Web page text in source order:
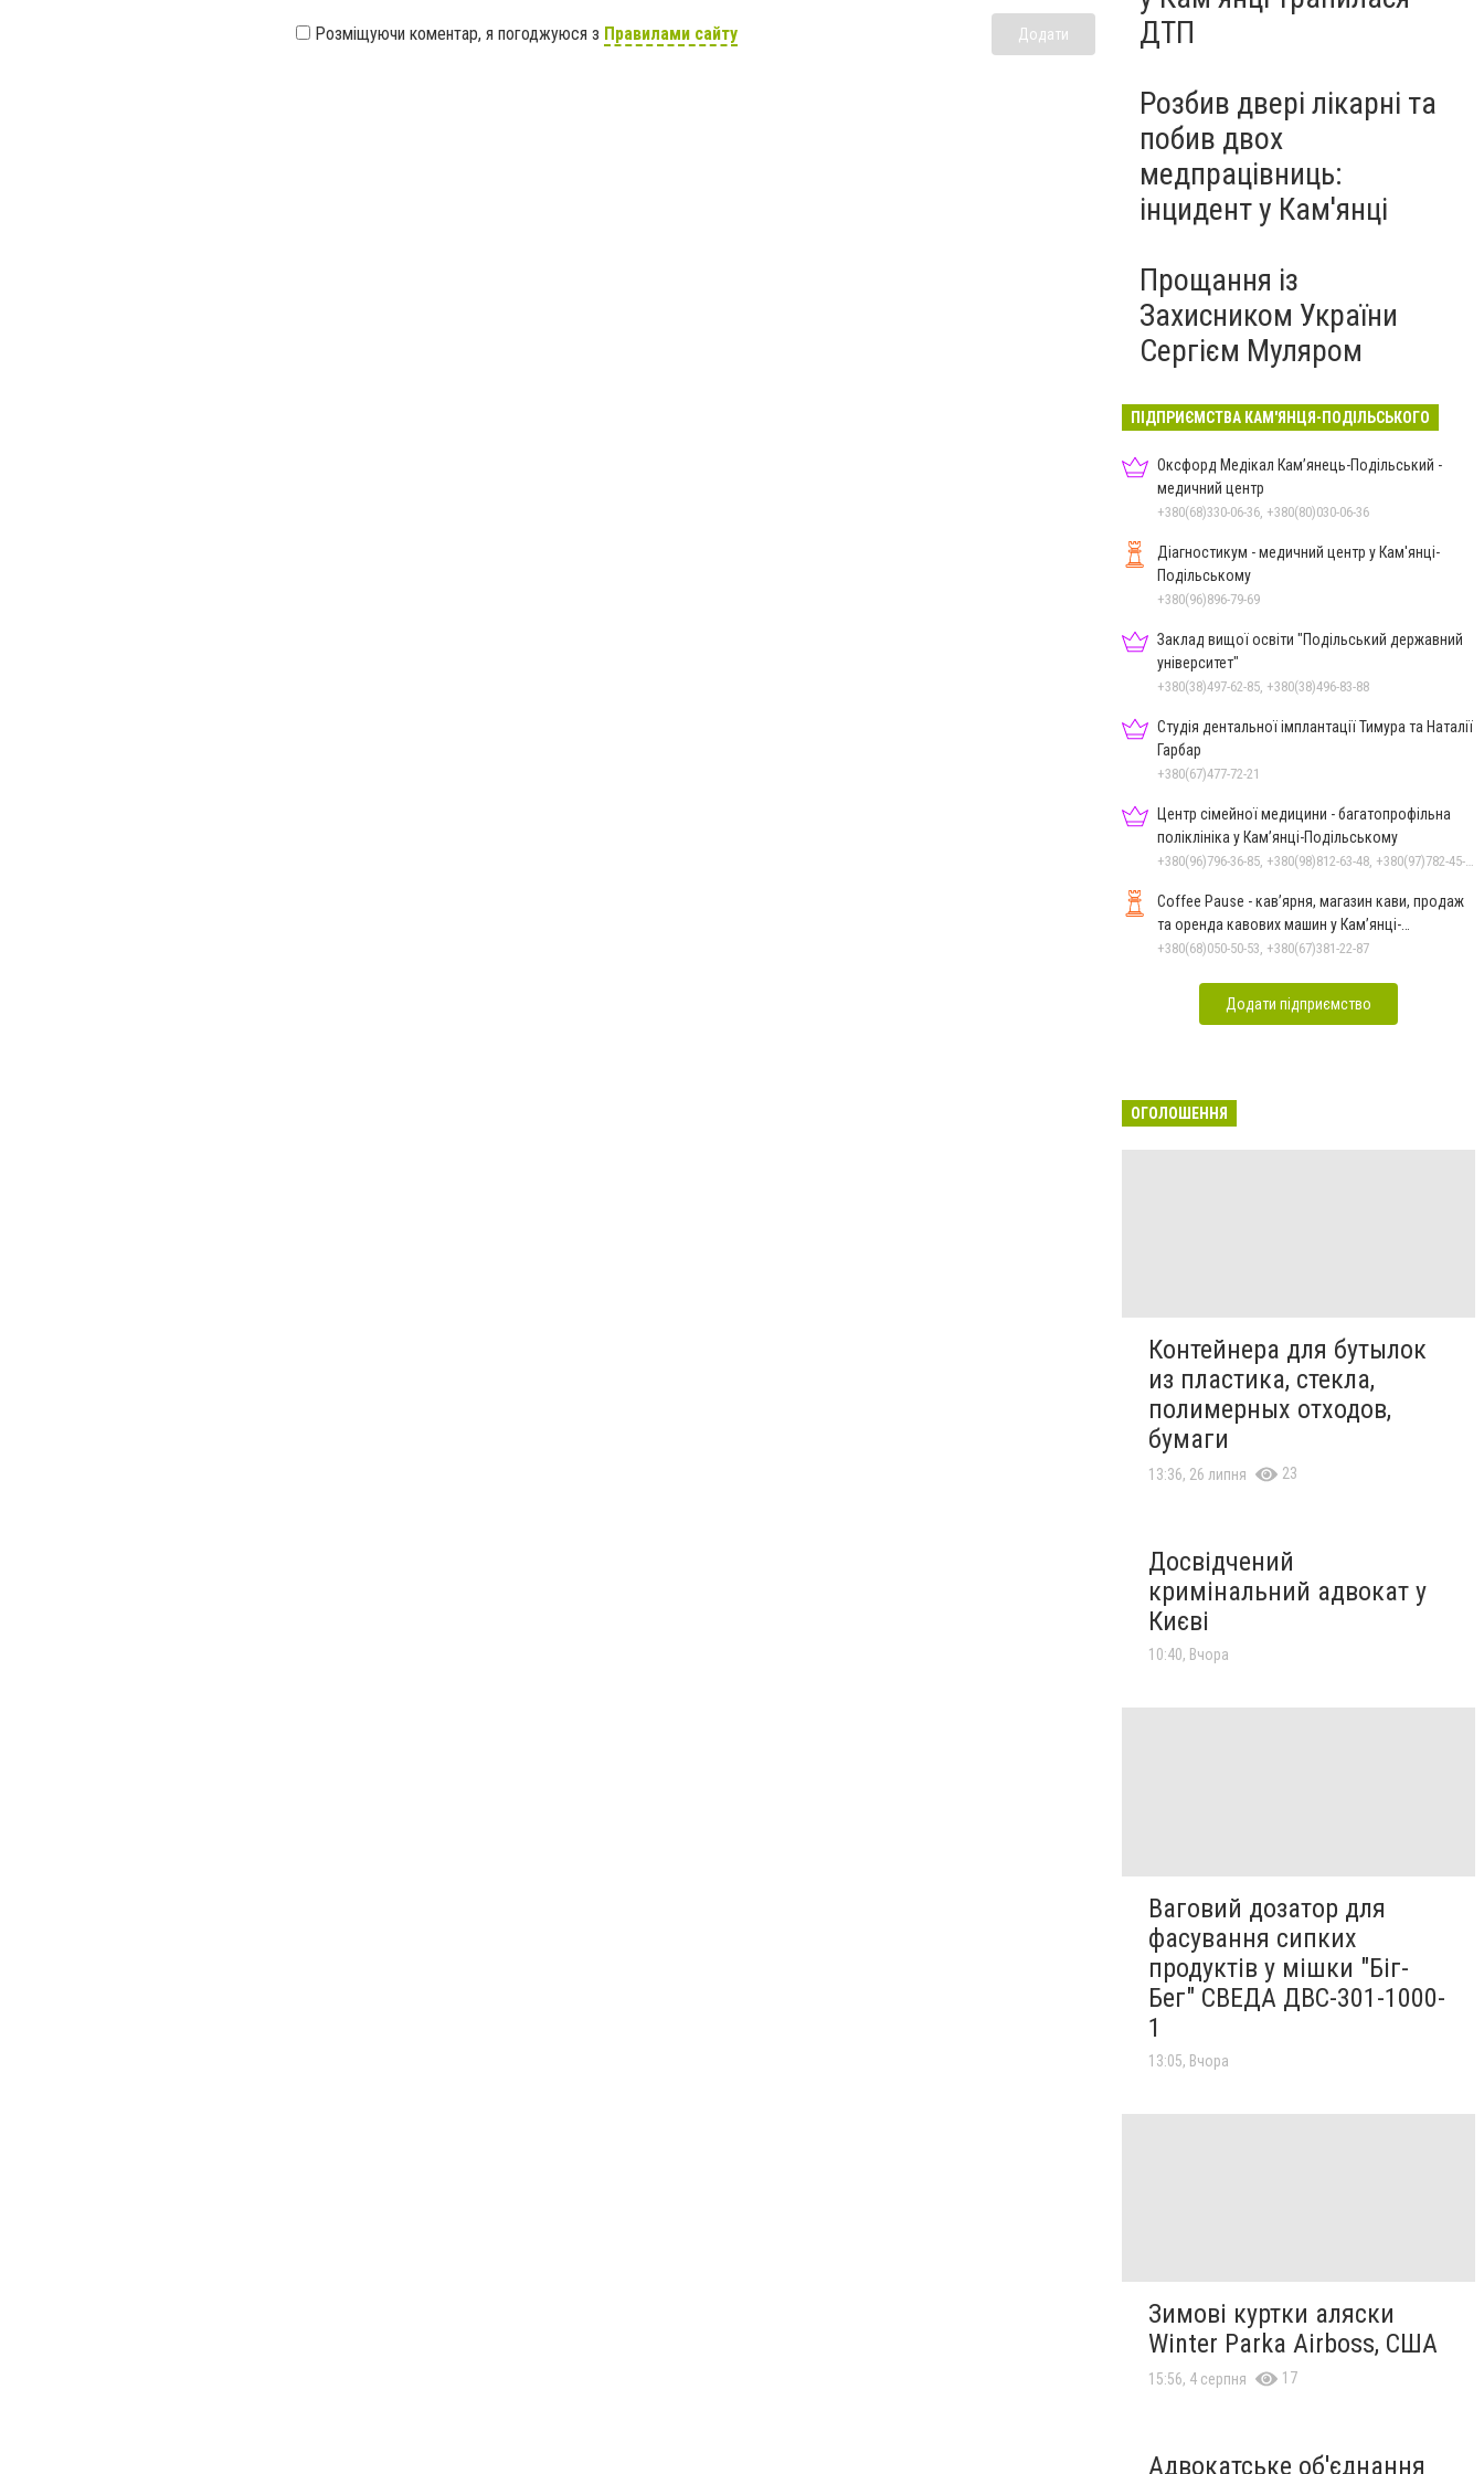
Розміщуючи коментар, я погоджуюся з Правилами сайту Додати
ДТП
Розбив двері лікарні та
побив двох
медпрацівниць:
інцидент у Кам'янці
Прощання із
Захисником України
Сергієм Муляром
ПІДПРИЄМСТВА КАМ'ЯНЦЯ-ПОДІЛЬСЬКОГО
Оксфорд Медікал Кам’янець-Подільський -
медичний центр
+380(68)330-06-36, +380(80)030-06-36
Діагностикум - медичний центр у Кам'янці-
Подільському
+380(96)896-79-69
Заклад вищої освіти "Подільський державний
університет"
+380(38)497-62-85, +380(38)496-83-88
Студія дентальної імплантації Тимура та Наталії
Гарбар
+380(67)477-72-21
Центр сімейної медицини - багатопрофільна
поліклініка у Кам’янці-Подільському
+380(96)796-36-85, +380(98)812-63-48, +380(97)782-45-70
Coffee Pause - кав’ярня, магазин кави, продаж
та оренда кавових машин у Кам’янці-
Подільському
+380(68)050-50-53, +380(67)381-22-87
Додати підприємство
ОГОЛОШЕННЯ
Контейнера для бутылок
из пластика, стекла,
полимерных отходов,
бумаги
13:36, 26 липня 23
Досвідчений
кримінальний адвокат у
Києві
10:40, Вчора
Ваговий дозатор для
фасування сипких
продуктів у мішки "Біг-
Бег" СВЕДА ДВС-301-1000-
1
13:05, Вчора
Зимові куртки аляски
Winter Parka Airboss, США
15:56, 4 серпня 17
Адвокатське об'єднання